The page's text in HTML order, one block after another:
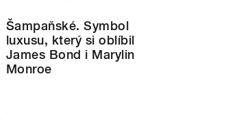
Šampaňské. Symbol
luxusu, který si oblíbil
James Bond i Marylin
Monroe